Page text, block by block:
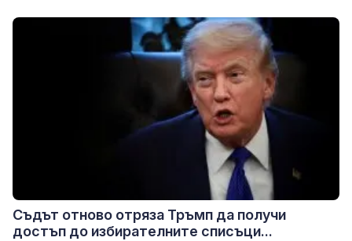
Съдът отново отряза Тръмп да получи
достъп до избирателните списъци...